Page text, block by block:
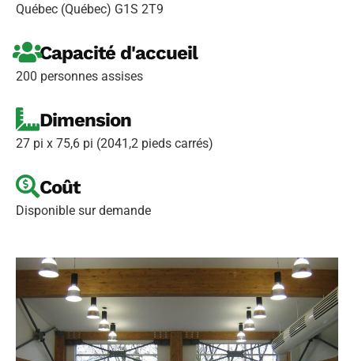
Québec (Québec) G1S 2T9
Capacité d'accueil
200 personnes assises
Dimension
27 pi x 75,6 pi (2041,2 pieds carrés)
Coût
Disponible sur demande